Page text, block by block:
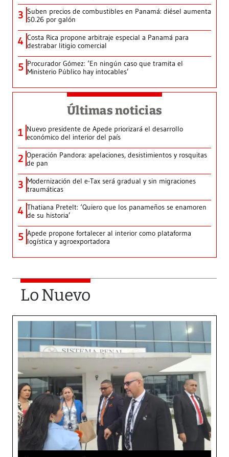
3 Suben precios de combustibles en Panamá: diésel aumenta
$0.26 por galón
4 Costa Rica propone arbitraje especial a Panamá para
destrabar litigio comercial
5 Procurador Gómez: ‘En ningún caso que tramita el
Ministerio Público hay intocables’
Últimas noticias
1 Nuevo presidente de Apede priorizará el desarrollo
económico del interior del país
2 Operación Pandora: apelaciones, desistimientos y rosquitas
de pan
3 Modernización del e-Tax será gradual y sin migraciones
traumáticas
4 Thatiana Pretelt: ‘Quiero que los panameños se enamoren
de su historia’
5 Apede propone fortalecer al interior como plataforma
logística y agroexportadora
Lo Nuevo